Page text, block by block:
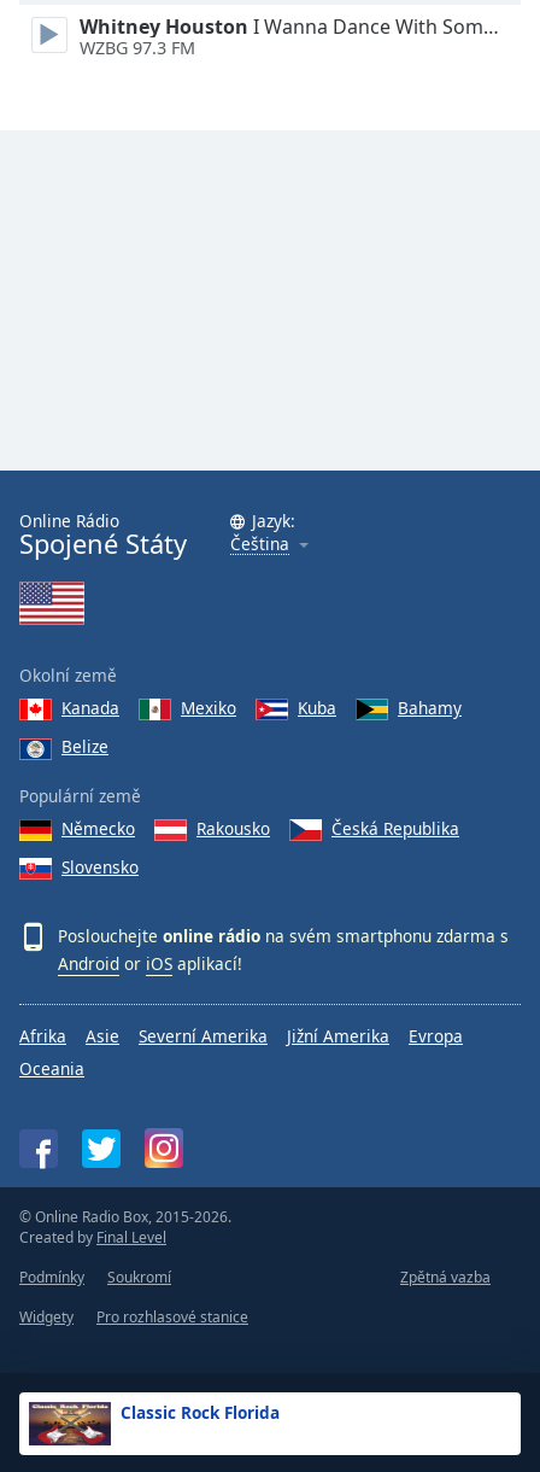
Done
Close
Classic Rock Florida
Whitney Houston I Wanna Dance With Somebody
WZBG 97.3 FM
Online Rádio
Spojené Státy
Jazyk:
Čeština
Okolní země
Kanada
Mexiko Kuba
Bahamy
Belize
Populární země
Německo
Rakousko
Česká Republika
Slovensko
Poslouchejte online rádio na svém smartphonu zdarma s
Android or iOS aplikací!
Afrika Asie Severní Amerika Jižní Amerika
Evropa
Oceania
© Online Radio Box, 2015-2026.
Created by Final Level
Podmínky
Soukromí
Zpětná vazba
Widgety
Pro rozhlasové stanice